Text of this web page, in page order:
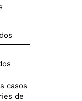
casos
de